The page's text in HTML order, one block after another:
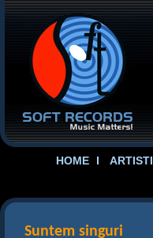
HOME ARTISTI
Suntem singuri